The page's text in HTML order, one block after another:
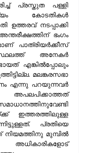
പ്രസ്തുത പള്ളി
കോടതികള്‍
ഉത്തരവ് നടപ്പാക്കി
ഭംഗം
പാത്രിയര്‍ക്കീസ്
അനേകര്‍
എങ്കില്‍പ്പോലും
മലങ്കരസഭാ
എന്നു പറയുന്നവര്‍
ഇത്തരത്തിലുള്ള
പ്രതിയെ
മുമ്പില്‍